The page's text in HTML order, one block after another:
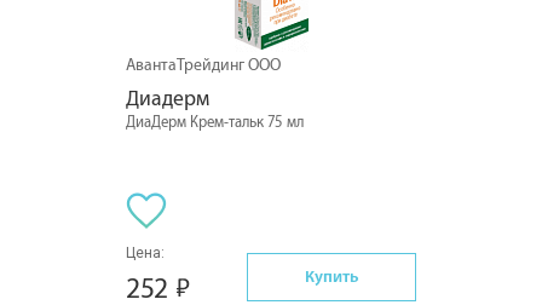
АвантаТрейдинг ООО
Диадерм
ДиаДерм Крем-тальк 75 мл
Цена:
252 Купить